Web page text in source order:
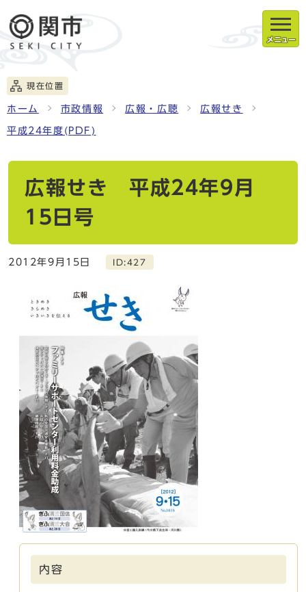
メニュー
現在位置
ホーム 市政情報 広報・広聴 広報せき
平成24年度(PDF)
広報せき 平成24年9月
15日号
2012年9月15日 ID:427
内容